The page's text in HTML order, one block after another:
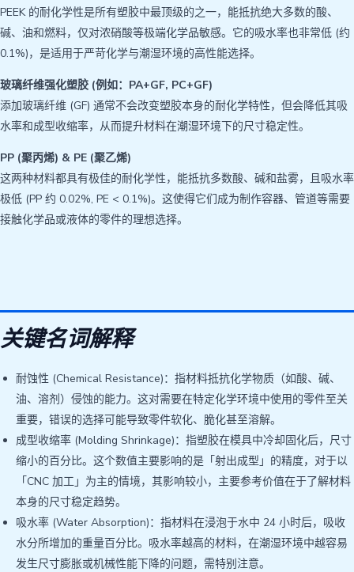
PEEK 的耐化学性是所有塑胶中最顶级的之一，能抵抗绝大多数的酸、
碱、油和燃料，仅对浓硝酸等极端化学品敏感。它的吸水率也非常低 (约
0.1%)，是适用于严苛化学与潮湿环境的高性能选择。
玻璃纤维强化塑胶 (例如：PA+GF, P​​C+GF)
添加玻璃纤维 (GF) 通常不会改变塑胶本身的耐化学特性，但会降低其吸
水率和成型收缩率，从而提升材料在潮湿环境下的尺寸稳定性。
PP (聚丙烯) & PE (聚乙烯)
这两种材料都具有极佳的耐化学性，能抵抗多数酸、碱和盐雾，且吸水率
极低 (PP 约 0.02%, PE < 0.1%)。这使得它们成为制作容器、管道等需要
接触化学品或液体的零件的理想选择。
关键名词解释
耐蚀性 (Chemical Resistance)：指材料抵抗化学物质（如酸、碱、
油、溶剂）侵蚀的能力。这对需要在特定化学环境中使用的零件至关
重要，错误的选择可能导致零件软化、脆化甚至溶解。
成型收缩率 (Molding Shrinkage)：指塑胶在模具中冷却固化后，尺寸
缩小的百分比。这个数值主要影响的是「射出成型」的精度，对于以
「CNC 加工」为主的情境，其影响较小，主要参考价值在于了解材料
本身的尺寸稳定趋势。
吸水率 (Water Absorption)：指材料在浸泡于水中 24 小时后，吸收
水分所增加的重量百分比。吸水率越高的材料，在潮湿环境中越容易
发生尺寸膨胀或机械性能下降的问题，需特别注意。